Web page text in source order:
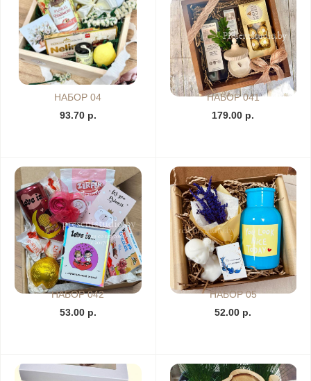
НАБОР 04
93.70 р.
НАБОР 041
179.00 р.
НАБОР 042
53.00 р.
НАБОР 05
52.00 р.